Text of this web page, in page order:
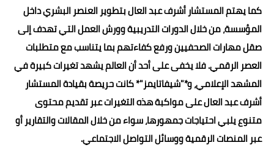
كما يهتم المستشار أشرف عبد العال بتطوير العنصر البشري داخل
المؤسسة، من خلال الدورات التدريبية وورش العمل التي تهدف إلى
صقل مهارات الصحفيين ورفع كفاءتهم بما يتناسب مع متطلبات
العصر الرقمي. فلا يخفى على أحد أن العالم يشهد تغيرات كبيرة في
المشهد الإعلامي، و*"شيفاتايمز"* كانت حريصة بقيادة المستشار
أشرف عبد العال على مواكبة هذه التغيرات عبر تقديم محتوى
متنوع يلبي احتياجات جمهورها، سواء من خلال المقالات والتقارير أو
عبر المنصات الرقمية ووسائل التواصل الاجتماعي.